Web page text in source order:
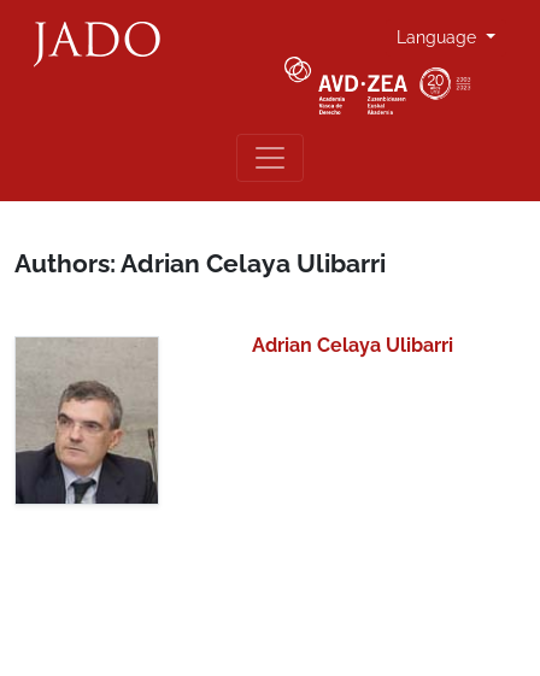
Language
Authors: Adrian Celaya Ulibarri
Adrian Celaya Ulibarri